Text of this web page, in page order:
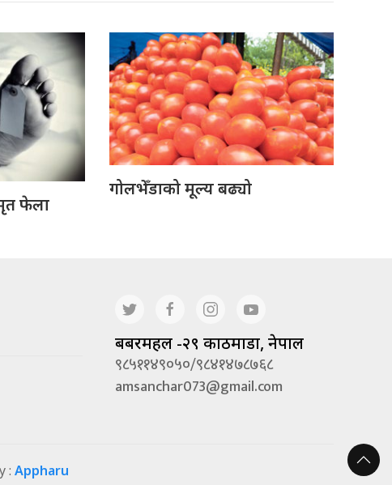
फेला
गोलभेँडाको मूल्य बढ्यो
बबरमहल -२९ काठमाडौं, नेपाल
९८५११४९०५०/९८४१४७८७६८
amsanchar073@gmail.com
: Appharu